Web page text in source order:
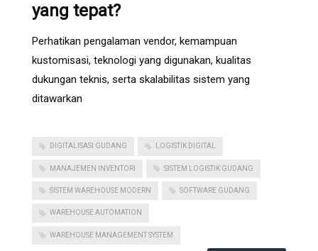
yang tepat?
Perhatikan pengalaman vendor, kemampuan
kustomisasi, teknologi yang digunakan, kualitas
dukungan teknis, serta skalabilitas sistem yang
ditawarkan
DIGITALISASI GUDANG LOGISTIK DIGITAL
MANAJEMEN INVENTORI SISTEM LOGISTIK GUDANG
SISTEM WAREHOUSE MODERN SOFTWARE GUDANG
WAREHOUSE AUTOMATION
WAREHOUSE MANAGEMENT SYSTEM